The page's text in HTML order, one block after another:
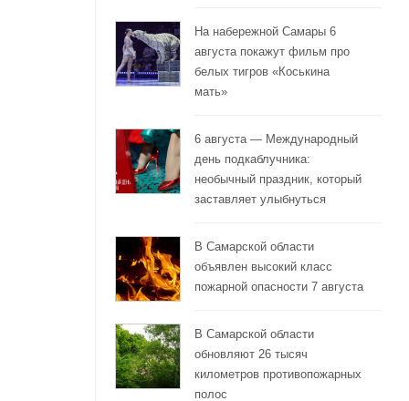
На набережной Самары 6
августа покажут фильм про
белых тигров «Коськина
мать»
6 августа — Международный
день подкаблучника:
необычный праздник, который
заставляет улыбнуться
В Самарской области
объявлен высокий класс
пожарной опасности 7 августа
В Самарской области
обновляют 26 тысяч
километров противопожарных
полос